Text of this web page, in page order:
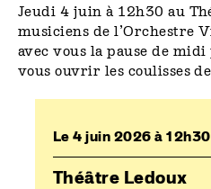
Jeudi 4 juin à 12h30 au
musiciens de l’Orchestre
avec vous la pause de
vous ouvrir les coulisses
Le 4 juin 2026 à 12h30
Théâtre Ledoux